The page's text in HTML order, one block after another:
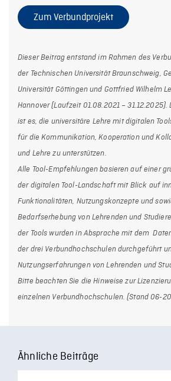
Zum Verbundprojekt
Dieser Beitrag entstand im Rahmen des
der Technischen Universität Braunschweig,
Universität Göttingen und Gottfried Wilhelm
Hannover (Laufzeit 01.08.2021 – 31.12.2025).
ist es, die universitäre Lehre mit digitalen
für die Kommunikation, Kooperation und
und Lehre zu unterstützen.
Alle Tool-Empfehlungen basieren auf einer
der digitalen Tool-Landschaft mit Blick auf
Funktionalitäten, Nutzungskonzepte und
Bedarfserhebung von Lehrenden und
der Tools wurden in Absprache mit dem
der drei Verbundhochschulen durchgeführt
Nutzungserfahrungen von Lehrenden und
Bitte beachten Sie die Hinweise zur
einzelnen Verbundhochschulen. (Stand 06-
Ähnliche Beiträge